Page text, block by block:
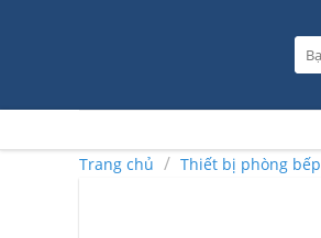
Tìm
kiếm:
Trang chủ / Thiết bị phòng bếp